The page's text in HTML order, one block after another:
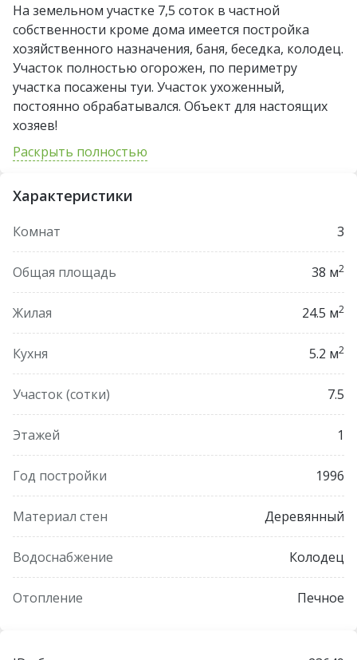
На земельном участке 7,5 соток в частной
собственности кроме дома имеется постройка
хозяйственного назначения, баня, беседка, колодец.
Участок полностью огорожен, по периметру
участка посажены туи. Участок ухоженный,
постоянно обрабатывался. Объект для настоящих
хозяев!
Прекрасное транспортное сообщение: ходит
Это отличный выбор для тех , кто ценит
Прекрасное предложение для тех, кто ценит
садовым товариществом имеются озера, лес.
Код объекта 08826
Договор № 088/2 от 16.04.2026г.
Лицензия №02240/269 выдана МЮ РБ от 21 марта
Раскрыть полностью
Характеристики
Комнат 3
Общая площадь 38 м2
Жилая 24.5 м2
Кухня 5.2 м2
Участок (сотки) 7.5
Этажей 1
Год постройки 1996
Материал стен Деревянный
Водоснабжение Колодец
Отопление Печное